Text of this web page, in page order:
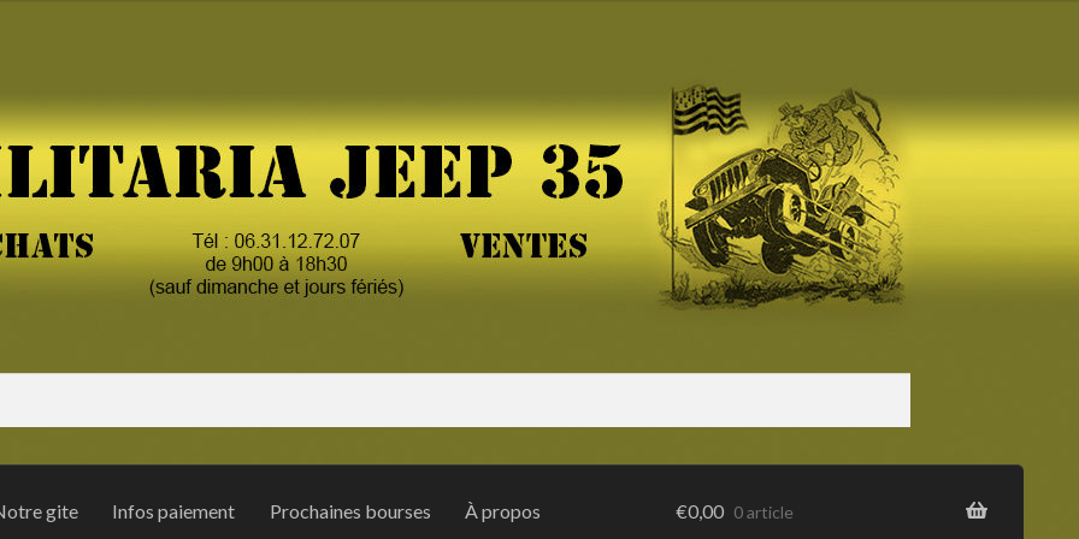
gite Infos paiement Prochaines bourses À propos €0,00 0 article